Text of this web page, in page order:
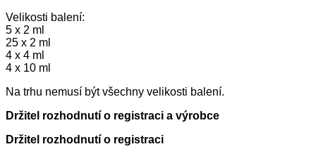
Velikosti balení:
5 x 2 ml
25 x 2 ml
4 x 4 ml
4 x 10 ml
Na trhu nemusí být všechny velikosti balení.
Držitel rozhodnutí o registraci a výrobce
Držitel rozhodnutí o registraci